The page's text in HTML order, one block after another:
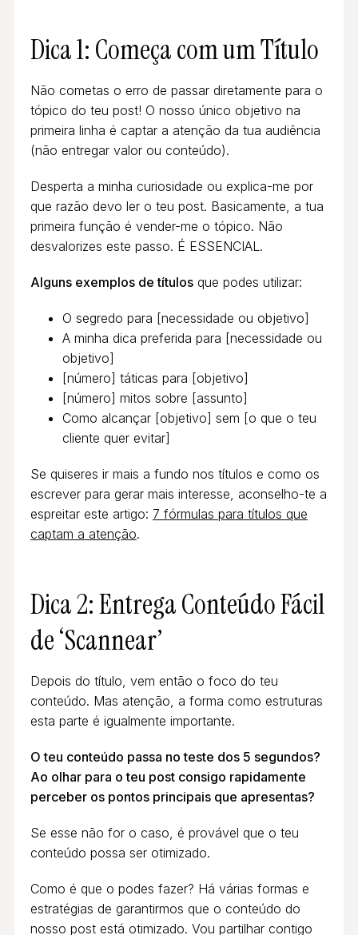
Dica 1: Começa com um Título
Não cometas o erro de passar diretamente para o
tópico do teu post! O nosso único objetivo na
primeira linha é captar a atenção da tua audiência
(não entregar valor ou conteúdo).
Desperta a minha curiosidade ou explica-me por
que razão devo ler o teu post. Basicamente, a tua
primeira função é vender-me o tópico. Não
desvalorizes este passo. É ESSENCIAL.
Alguns exemplos de títulosque podes utilizar:
O segredo para [necessidade ou objetivo]
A minha dica preferida para [necessidade ou
objetivo]
[número] táticas para [objetivo]
[número] mitos sobre [assunto]
Como alcançar [objetivo] sem [o que o teu
cliente quer evitar]
Se quiseres ir mais a fundo nos títulos e como os
escrever para gerar mais interesse, aconselho-te a
espreitar este artigo: 7 fórmulas para títulos que
captam a atenção.
Dica 2: Entrega Conteúdo Fácil
de ‘Scannear’
Depois do título, vem então o foco do teu
conteúdo. Mas atenção, a forma como estruturas
esta parte é igualmente importante.
O teu conteúdo passa no teste dos 5 segundos?
Ao olhar para o teu post consigo rapidamente
perceber os pontos principais que apresentas?
Se esse não for o caso, é provável que o teu
conteúdo possa ser otimizado.
Como é que o podes fazer? Há várias formas e
estratégias de garantirmos que o conteúdo do
nosso post está otimizado. Vou partilhar contigo